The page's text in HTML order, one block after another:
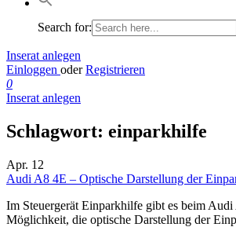
Search for:
Inserat anlegen
Einloggen oder Registrieren
0
Inserat anlegen
Schlagwort: einparkhilfe
Apr. 12
Audi A8 4E – Optische Darstellung der
Im Steuergerät Einparkhilfe gibt es beim
Möglichkeit, die optische Darstellung der